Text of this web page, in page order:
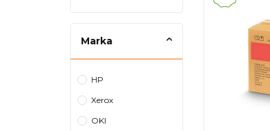
Marka
HP
Xerox
OKI